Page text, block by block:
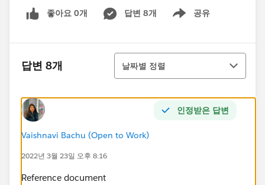
FContact%2F0033r00003e9Tx4AAE%2Fview
defaultFieldValues=Account__c=
}&saveURL=%2F{!Account.Id}&retURL=
Any suggestions?
좋아요 0개 답변 8개 공유
Show menu
답변 8개
정렬
날짜별 정렬
인정받은 답변
Vaishnavi Bachu (Open to Work)
2022년 3월 23일 오후 8:16
Reference document